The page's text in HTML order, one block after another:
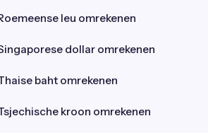
leu omrekenen
dollar omrekenen
baht omrekenen
kroon omrekenen